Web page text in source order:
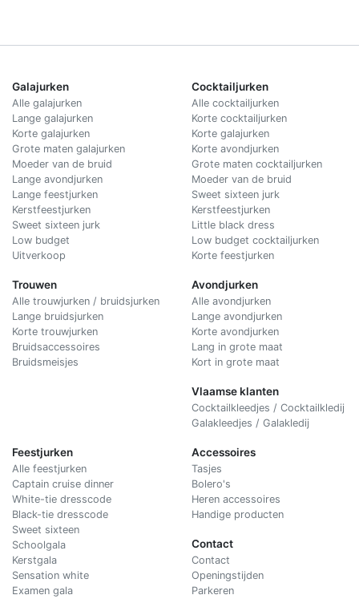
Galajurken
Alle galajurken
Lange galajurken
Korte galajurken
Grote maten galajurken
Moeder van de bruid
Lange avondjurken
Lange feestjurken
Kerstfeestjurken
Sweet sixteen jurk
Low budget
Uitverkoop
Trouwen
Alle trouwjurken / bruidsjurken
Lange bruidsjurken
Korte trouwjurken
Bruidsaccessoires
Bruidsmeisjes
Cocktailjurken
Alle cocktailjurken
Korte cocktailjurken
Korte galajurken
Korte avondjurken
Grote maten cocktailjurken
Moeder van de bruid
Sweet sixteen jurk
Kerstfeestjurken
Little black dress
Low budget cocktailjurken
Korte feestjurken
Avondjurken
Alle avondjurken
Lange avondjurken
Korte avondjurken
Lang in grote maat
Kort in grote maat
Vlaamse klanten
Cocktailkleedjes / Cocktailkledij
Galakleedjes / Galakledij
Feestjurken
Alle feestjurken
Captain cruise dinner
White-tie dresscode
Black-tie dresscode
Sweet sixteen
Schoolgala
Kerstgala
Sensation white
Examen gala
Accessoires
Tasjes
Bolero's
Heren accessoires
Handige producten
Contact
Contact
Openingstijden
Parkeren